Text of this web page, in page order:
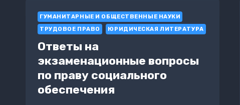
(1300-
1450)
ГУМАНИТАРНЫЕ И ОБЩЕСТВЕННЫЕ НАУКИ
ТРУДОВОЕ ПРАВО
ЮРИДИЧЕСКАЯ ЛИТЕРАТУРА
Ответы на
экзаменационные вопросы
по праву социального
обеспечения